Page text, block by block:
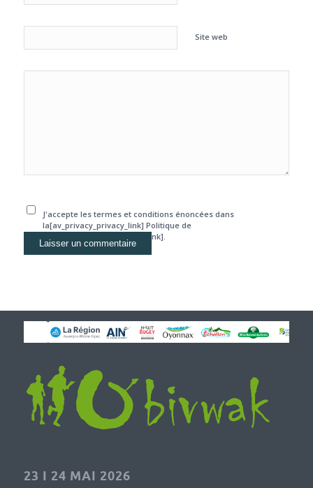
Site web
J'accepte les termes et conditions énoncées dans
la[av_privacy_privacy_link] Politique de
confidentialité[/av_privacy_link].
23 I 24 MAI 2026